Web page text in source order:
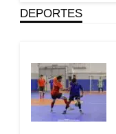
DEPORTES